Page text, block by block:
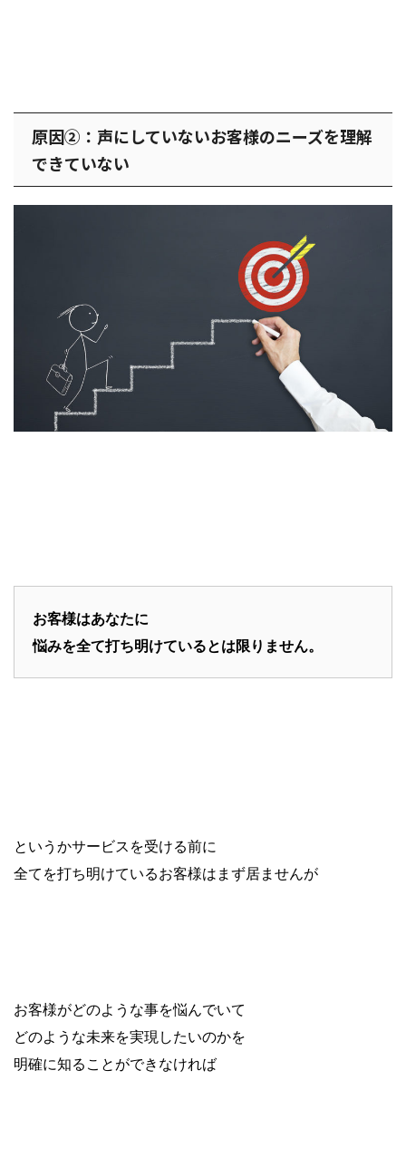
原因②：声にしていないお客様のニーズを理解
できていない
お客様はあなたに
悩みを全て打ち明けているとは限りません。
というかサービスを受ける前に
全てを打ち明けているお客様はまず居ませんが
お客様がどのような事を悩んでいて
どのような未来を実現したいのかを
明確に知ることができなければ